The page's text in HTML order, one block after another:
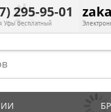
295-95-01
Уфы бесплатный